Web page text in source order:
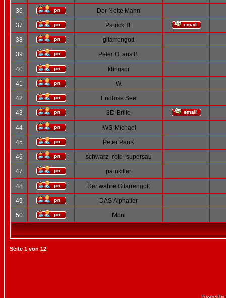
36 Der Nette Mann
37 PatrickHL
38 gitarrengott
39 Peter O. aus B.
40 klingsor
41 W.
42 Endlose See
43 3D-Brille
44 IWS-Michael
45 Peter PanK
46 schwarz_rote_supersau
47 painkiller
48 Der wahre Gitarrengott
49 DAS Alphatier
50 Moni
Seite 1 von 12
Powered by